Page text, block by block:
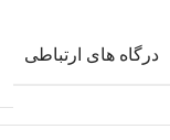
درگاه های ارتباطی